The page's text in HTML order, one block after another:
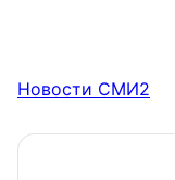
Новости СМИ2